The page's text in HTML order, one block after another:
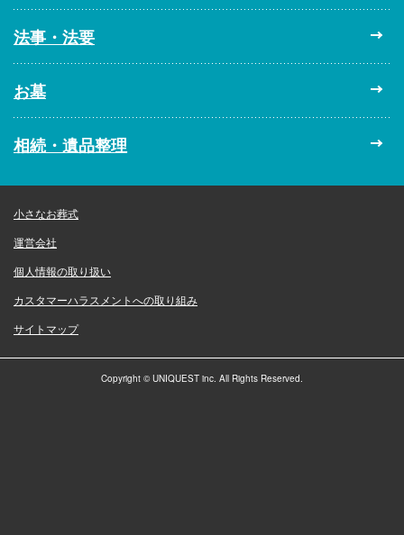
法事・法要
お墓
相続・遺品整理
小さなお葬式
運営会社
個人情報の取り扱い
カスタマーハラスメントへの取り組み
サイトマップ
Copyright © UNIQUEST inc. All Rights Reserved.